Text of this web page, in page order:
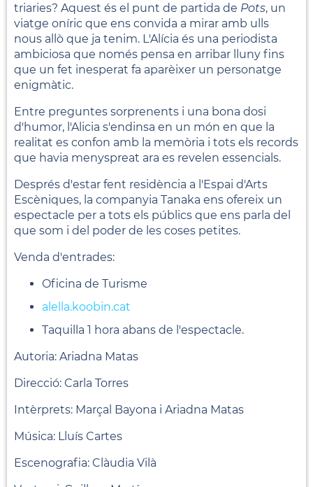
triaries? Aquest és el punt de partida de Pots, un
viatge oníric que ens convida a mirar amb ulls
nous allò que ja tenim. L'Alícia és una periodista
ambiciosa que només pensa en arribar lluny fins
que un fet inesperat fa aparèixer un personatge
enigmàtic.
Entre preguntes sorprenents i una bona dosi
d'humor, l'Alicia s'endinsa en un món en que la
realitat es confon amb la memòria i tots els records
que havia menyspreat ara es revelen essencials.
Després d'estar fent residència a l'Espai d'Arts
Escèniques, la companyia Tanaka ens ofereix un
espectacle per a tots els públics que ens parla del
que som i del poder de les coses petites.
Venda d'entrades:
Oficina de Turisme
alella.koobin.cat
Taquilla 1 hora abans de l'espectacle.
Autoria: Ariadna Matas
Direcció: Carla Torres
Intèrprets: Marçal Bayona i Ariadna Matas
Música: Lluís Cartes
Escenografia: Clàudia Vilà